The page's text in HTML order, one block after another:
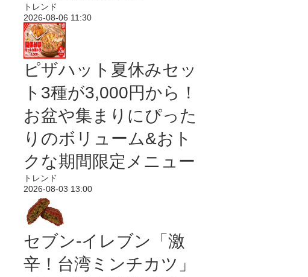
トレンド
2026-08-06 11:30
ピザハット夏休みセッ
ト3種が3,000円から！
お盆や集まりにぴった
りのボリューム&おト
クな期間限定メニュー
トレンド
2026-08-03 13:00
セブン-イレブン「激
辛！台湾ミンチカツ」